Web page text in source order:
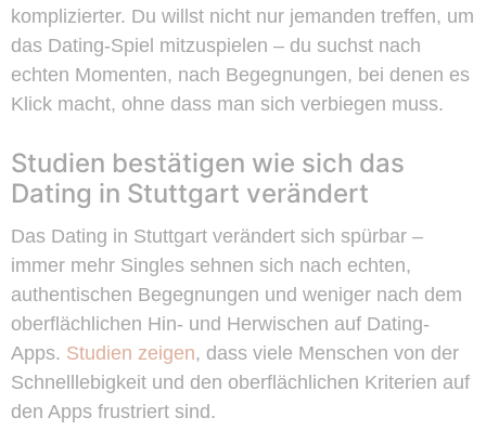
komplizierter. Du willst nicht nur jemanden treffen, um
das Dating-Spiel mitzuspielen – du suchst nach
echten Momenten, nach Begegnungen, bei denen es
Klick macht, ohne dass man sich verbiegen muss.
Studien bestätigen wie sich das
Dating in Stuttgart verändert
Das Dating in Stuttgart verändert sich spürbar –
immer mehr Singles sehnen sich nach echten,
authentischen Begegnungen und weniger nach dem
oberflächlichen Hin- und Herwischen auf Dating-
Apps. Studien zeigen, dass viele Menschen von der
Schnelllebigkeit und den oberflächlichen Kriterien auf
den Apps frustriert sind.